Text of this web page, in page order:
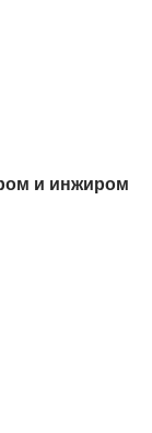
и инжиром